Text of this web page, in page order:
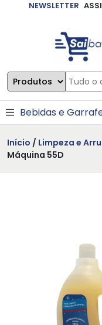
NEWSLETTER
Bebidas e
Início / Limpeza e
Máquina 55D